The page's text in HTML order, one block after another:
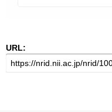
URL: